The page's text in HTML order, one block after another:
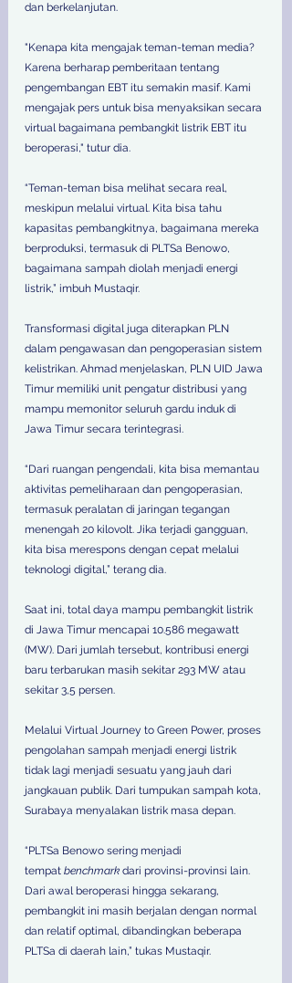
dan berkelanjutan.
"Kenapa kita mengajak teman-teman media?
Karena berharap pemberitaan tentang
pengembangan EBT itu semakin masif. Kami
mengajak pers untuk bisa menyaksikan secara
virtual bagaimana pembangkit listrik EBT itu
beroperasi," tutur dia.
“Teman-teman bisa melihat secara real,
meskipun melalui virtual. Kita bisa tahu
kapasitas pembangkitnya, bagaimana mereka
berproduksi, termasuk di PLTSa Benowo,
bagaimana sampah diolah menjadi energi
listrik,” imbuh Mustaqir.
Transformasi digital juga diterapkan PLN
dalam pengawasan dan pengoperasian sistem
kelistrikan. Ahmad menjelaskan, PLN UID Jawa
Timur memiliki unit pengatur distribusi yang
mampu memonitor seluruh gardu induk di
Jawa Timur secara terintegrasi.
“Dari ruangan pengendali, kita bisa memantau
aktivitas pemeliharaan dan pengoperasian,
termasuk peralatan di jaringan tegangan
menengah 20 kilovolt. Jika terjadi gangguan,
kita bisa merespons dengan cepat melalui
teknologi digital,” terang dia.
Saat ini, total daya mampu pembangkit listrik
di Jawa Timur mencapai 10.586 megawatt
(MW). Dari jumlah tersebut, kontribusi energi
baru terbarukan masih sekitar 293 MW atau
sekitar 3,5 persen.
Melalui Virtual Journey to Green Power, proses
pengolahan sampah menjadi energi listrik
tidak lagi menjadi sesuatu yang jauh dari
jangkauan publik. Dari tumpukan sampah kota,
Surabaya menyalakan listrik masa depan.
“PLTSa Benowo sering menjadi
tempat benchmark dari provinsi-provinsi lain.
Dari awal beroperasi hingga sekarang,
pembangkit ini masih berjalan dengan normal
dan relatif optimal, dibandingkan beberapa
PLTSa di daerah lain,” tukas Mustaqir.